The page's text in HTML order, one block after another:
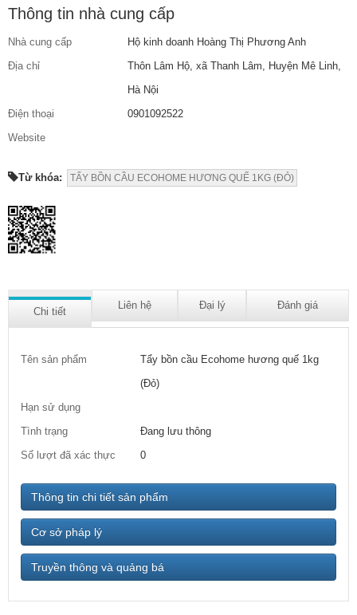
Thông tin nhà cung cấp
Nhà cung cấp
Hộ kinh doanh Hoàng Thị Phương Anh
Địa chỉ
Thôn Lâm Hộ, xã Thanh Lâm, Huyện Mê Linh,
Hà Nội
Điện thoại
0901092522
Website
Từ khóa: TẨY BỒN CẦU ECOHOME HƯƠNG QUẾ 1KG (ĐỎ)
Chi tiết
Liên hệ Đại lý Đánh giá
Tên sản phẩm
Tẩy bồn cầu Ecohome hương quế 1kg
(Đỏ)
Hạn sử dụng
Tình trạng
Đang lưu thông
Số lượt đã xác thực
0
Thông tin chi tiết sản phẩm
Cơ sở pháp lý
Truyền thông và quảng bá